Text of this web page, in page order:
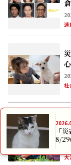
社
大
大
「
8/